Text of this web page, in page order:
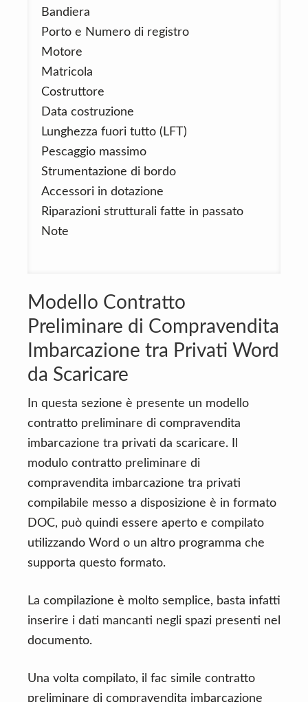
Bandiera
Porto e Numero di registro
Motore
Matricola
Costruttore
Data costruzione
Lunghezza fuori tutto (LFT)
Pescaggio massimo
Strumentazione di bordo
Accessori in dotazione
Riparazioni strutturali fatte in passato
Note
Modello Contratto
Preliminare di Compravendita
Imbarcazione tra Privati Word
da Scaricare
In questa sezione è presente un modello
contratto preliminare di compravendita
imbarcazione tra privati da scaricare. Il
modulo contratto preliminare di
compravendita imbarcazione tra privati
compilabile messo a disposizione è in formato
DOC, può quindi essere aperto e compilato
utilizzando Word o un altro programma che
supporta questo formato.
La compilazione è molto semplice, basta infatti
inserire i dati mancanti negli spazi presenti nel
documento.
Una volta compilato, il fac simile contratto
preliminare di compravendita imbarcazione